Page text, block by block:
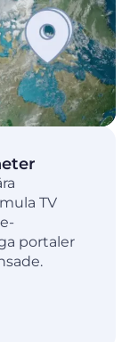
TV
portaler